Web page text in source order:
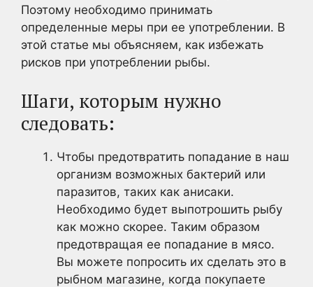
Поэтому необходимо принимать
определенные меры при ее употреблении. В
этой статье мы объясняем, как избежать
рисков при употреблении рыбы.
Шаги, которым нужно
следовать:
Чтобы предотвратить попадание в наш
организм возможных бактерий или
паразитов, таких как анисаки.
Необходимо будет выпотрошить рыбу
как можно скорее. Таким образом
предотвращая ее попадание в мясо.
Вы можете попросить их сделать это в
рыбном магазине, когда покупаете